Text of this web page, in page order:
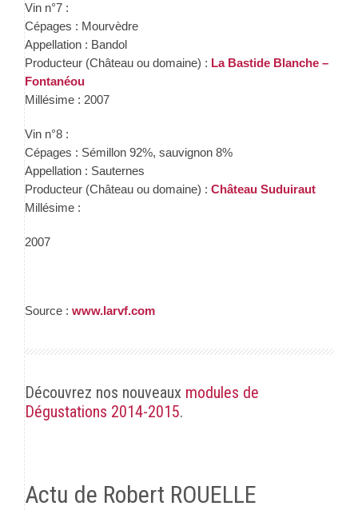
Vin n°7 :
Cépages : Mourvèdre
Appellation : Bandol
Producteur (Château ou domaine) : La Bastide Blanche –
Fontanéou
Millésime : 2007
Vin n°8 :
Cépages : Sémillon 92%, sauvignon 8%
Appellation : Sauternes
Producteur (Château ou domaine) : Château Suduiraut
Millésime :
2007
Source : www.larvf.com
Découvrez nos nouveaux modules de
Dégustations 2014-2015.
Actu de Robert ROUELLE